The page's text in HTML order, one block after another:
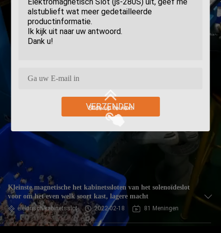
VERZENDEN
Kleinste magnetische het kabinetssloten van het solenoïdeslot
voor om het even welk soort kast, lagere macht
elektrisch kabinetsslot 2022-02-18 81 Meningen